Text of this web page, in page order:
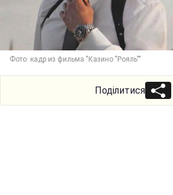
Фото: кадр из фильма "Казино "Рояль""
Поділитися